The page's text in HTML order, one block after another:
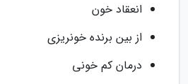
انعقاد خون
از بین برنده خونریزی
درمان کم خونی